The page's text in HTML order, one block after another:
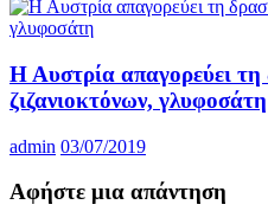
Η Αυστρία απαγορεύει
ζιζανιοκτόνων, γλυφοσάτη
admin 03/07/2019
Αφήστε μια απάντηση